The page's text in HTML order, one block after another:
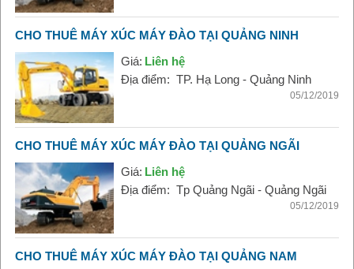
CHO THUÊ MÁY XÚC MÁY ĐÀO TẠI QUẢNG NINH
Giá: Liên hệ
Địa điểm: TP. Hạ Long - Quảng Ninh
05/12/2019
CHO THUÊ MÁY XÚC MÁY ĐÀO TẠI QUẢNG NGÃI
Giá: Liên hệ
Địa điểm: Tp Quảng Ngãi - Quảng Ngãi
05/12/2019
CHO THUÊ MÁY XÚC MÁY ĐÀO TẠI QUẢNG NAM